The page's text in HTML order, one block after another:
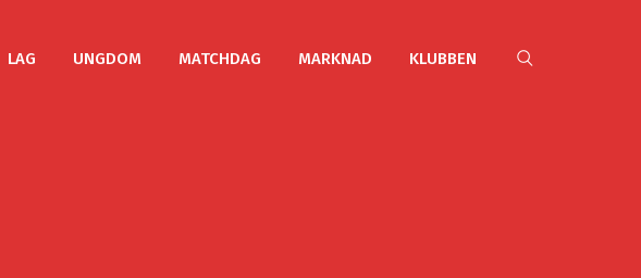
LAG UNGDOM MATCHDAG MARKNAD KLUBBEN